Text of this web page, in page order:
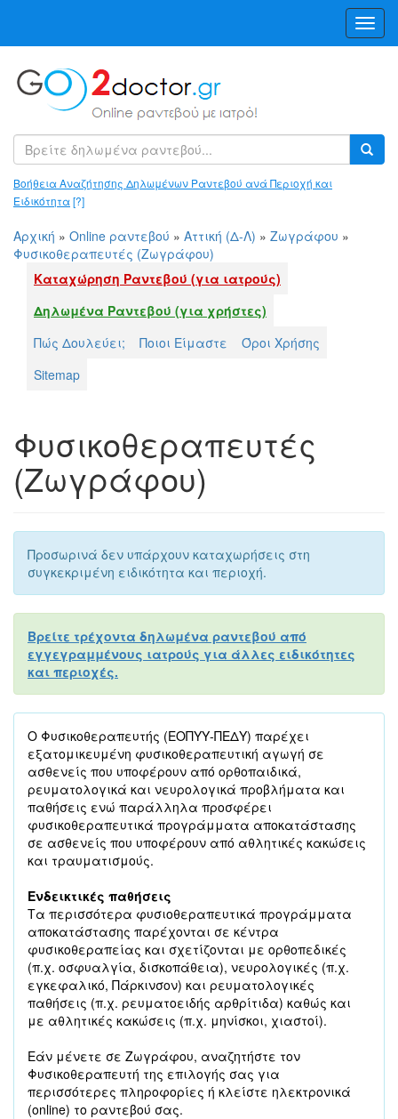
Βοήθεια Αναζήτησης Δηλωμένων Ραντεβού ανά Περιοχή και
Ειδικότητα[?]
Αρχική » Online ραντεβού » Αττική (Δ-Λ) » Ζωγράφου »
Φυσικοθεραπευτές (Ζωγράφου)
Καταχώρηση Ραντεβού (για ιατρούς)
Δηλωμένα Ραντεβού (για χρήστες)
Πώς Δουλεύει;
Ποιοι Είμαστε
Όροι Χρήσης
Sitemap
Φυσικοθεραπευτές
(Ζωγράφου)
Προσωρινά δεν υπάρχουν καταχωρήσεις στη
συγκεκριμένη ειδικότητα και περιοχή.
Βρείτε τρέχοντα δηλωμένα ραντεβού από
εγγεγραμμένους ιατρούς για άλλες ειδικότητες
και περιοχές.
Ο Φυσικοθεραπευτής (ΕΟΠΥΥ-ΠΕΔΥ) παρέχει
εξατομικευμένη φυσικοθεραπευτική αγωγή σε
ασθενείς που υποφέρουν από ορθοπαιδικά,
ρευματολογικά και νευρολογικά προβλήματα και
παθήσεις ενώ παράλληλα προσφέρει
φυσικοθεραπευτικά προγράμματα αποκατάστασης
σε ασθενείς που υποφέρουν από αθλητικές κακώσεις
και τραυματισμούς.
Ενδεικτικές παθήσεις
Τα περισσότερα φυσιοθεραπευτικά προγράμματα
αποκατάστασης παρέχονται σε κέντρα
φυσικοθεραπείας και σχετίζονται με ορθοπεδικές
(π.χ. οσφυαλγία, δισκοπάθεια), νευρολογικές (π.χ.
εγκεφαλικό, Πάρκινσον) και ρευματολογικές
παθήσεις (π.χ. ρευματοειδής αρθρίτιδα) καθώς και
με αθλητικές κακώσεις (π.χ. μηνίσκοι, χιαστοί).
Εάν μένετε σε Ζωγράφου, αναζητήστε τον
Φυσικοθεραπευτή της επιλογής σας για
περισσότερες πληροφορίες ή κλείστε ηλεκτρονικά
(online) το ραντεβού σας.